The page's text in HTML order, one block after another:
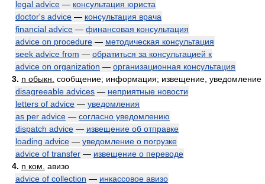
legal advice — консультация юриста
doctor's advice — консультация врача
financial advice — финансовая консультация
advice on procedure — методическая консультация
seek advice from — обратиться за консультацией к
advice on organization — организационная консультация
3. n обыкн. сообщение; информация; извещение, уведомление
disagreeable advices — неприятные новости
letters of advice — уведомления
as per advice — согласно уведомлению
dispatch advice — извещение об отправке
loading advice — уведомление о погрузке
advice of transfer — извещение о переводе
4. n ком. авизо
advice of collection — инкассовое авизо